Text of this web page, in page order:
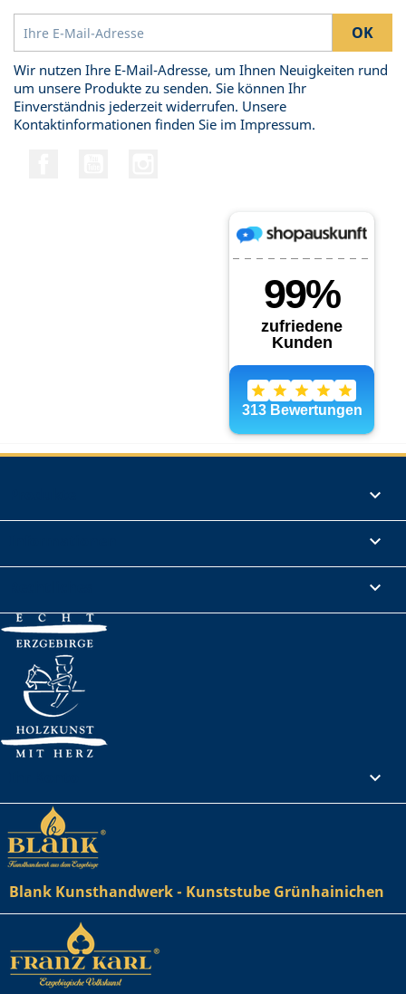
Wir nutzen Ihre E-Mail-Adresse, um Ihnen Neuigkeiten rund
um unsere Produkte zu senden. Sie können Ihr
Einverständnis jederzeit widerrufen. Unsere
Kontaktinformationen finden Sie im Impressum.




Blank Kunsthandwerk - Kunststube Grünhainichen